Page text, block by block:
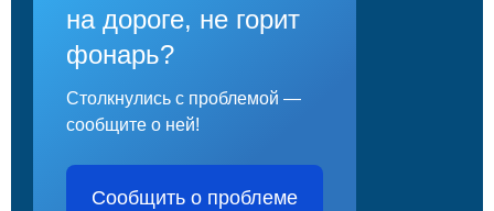
на дороге, не горит
фонарь?
Столкнулись с проблемой —
сообщите о ней!
Сообщить о проблеме